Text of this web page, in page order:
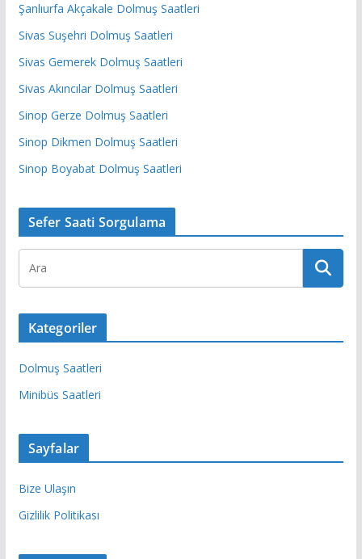
Şanlıurfa Akçakale Dolmuş Saatleri
Sivas Suşehri Dolmuş Saatleri
Sivas Gemerek Dolmuş Saatleri
Sivas Akıncılar Dolmuş Saatleri
Sinop Gerze Dolmuş Saatleri
Sinop Dikmen Dolmuş Saatleri
Sinop Boyabat Dolmuş Saatleri
Sefer Saati Sorgulama
Kategoriler
Dolmuş Saatleri
Minibüs Saatleri
Sayfalar
Bize Ulaşın
Gizlilik Politikası